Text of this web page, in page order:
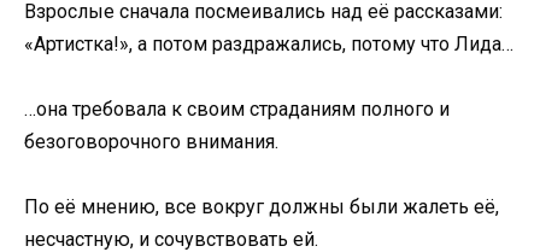
Взрослые сначала посмеивались над её рассказами:
«Артистка!», а потом раздражались, потому что Лида…
…она требовала к своим страданиям полного и
безоговорочного внимания.
По её мнению, все вокруг должны были жалеть её,
несчастную, и сочувствовать ей.